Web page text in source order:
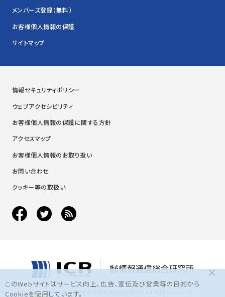
メンバーズ登録（無料）
お客様個人情報の保護
サイトマップ
情報セキュリティポリシー
ウェブアクセシビリティ
お客様個人情報の保護に関する方針
アクセスマップ
お客様個人情報のお取り扱い
お問い合わせ
クッキー等の取扱い
Copyright © 2016 株式会社情報通信総合研究所 All Rights Reserved.
このWebサイトはサービス向上、広告、宣伝及び営業等の目的から
Cookieを使用しています。
×